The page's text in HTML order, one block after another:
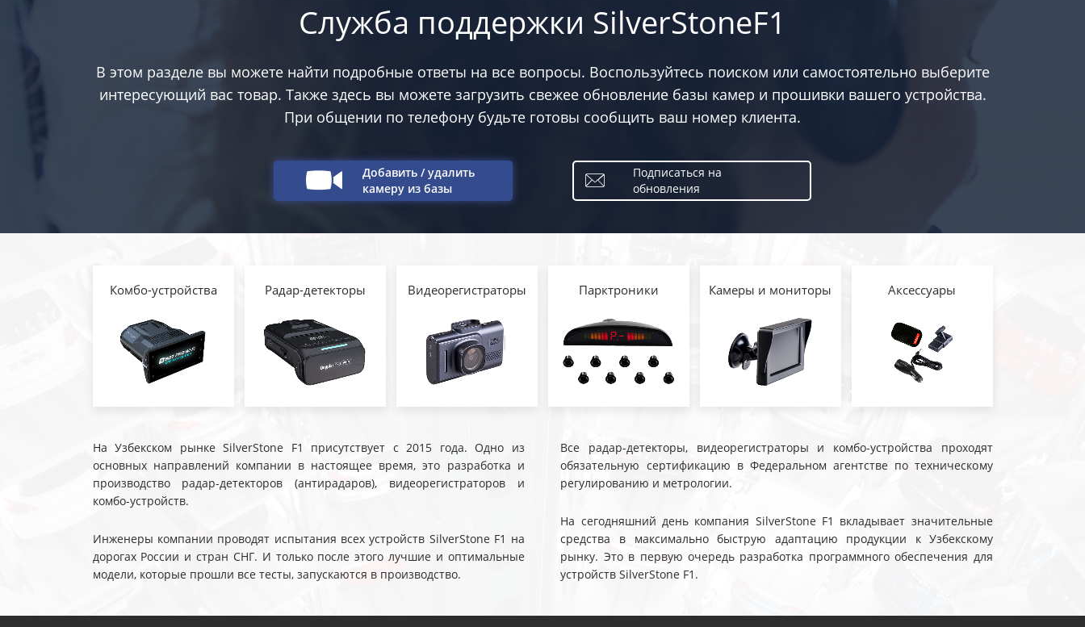
Служба поддержки SilverStoneF1
В этом разделе вы можете найти подробные ответы на все вопросы. Воспользуйтесь поиском или самостоятельно выберите
интересующий вас товар. Также здесь вы можете загрузить свежее обновление базы камер и прошивки вашего устройства.
При общении по телефону будьте готовы сообщить ваш номер клиента.
Добавить / удалить
камеру из базы
Подписаться на
обновления
Комбо-устройства Радар-детекторы Видеорегистраторы Парктроники Камеры и мониторы Аксессуары
На Узбекском рынке SilverStone F1 присутствует с 2015 года. Одно из
основных направлений компании в настоящее время, это разработка и
производство радар-детекторов (антирадаров), видеорегистраторов и
комбо-устройств.
Инженеры компании проводят испытания всех устройств SilverStone F1 на
дорогах России и стран СНГ. И только после этого лучшие и оптимальные
модели, которые прошли все тесты, запускаются в производство.
Все радар-детекторы, видеорегистраторы и комбо-устройства проходят
обязательную сертификацию в Федеральном агентстве по техническому
регулированию и метрологии.
На сегодняшний день компания SilverStone F1 вкладывает значительные
средства в максимально быструю адаптацию продукции к Узбекскому
рынку. Это в первую очередь разработка программного обеспечения для
устройств SilverStone F1.